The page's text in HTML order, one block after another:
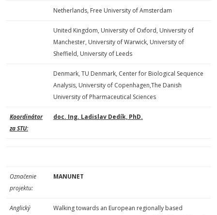
Netherlands, Free University of Amsterdam
United Kingdom, University of Oxford, University of
Manchester, University of Warwick, University of
Sheffield, University of Leeds
Denmark, TU Denmark, Center for Biological Sequence
Analysis, University of Copenhagen,The Danish
University of Pharmaceutical Sciences
Koordinátor
za STU:
doc. Ing. Ladislav Dedík, PhD.
Označenie
projektu:
MANUNET
Anglický
Walking towards an European regionally based